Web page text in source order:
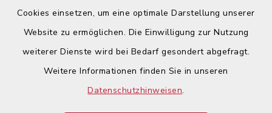
Cookies einsetzen, um eine optimale Darstellung unserer
Website zu ermöglichen. Die Einwilligung zur Nutzung
weiterer Dienste wird bei Bedarf gesondert abgefragt.
Weitere Informationen finden Sie in unseren
Datenschutzhinweisen.
Barrierefreiheit